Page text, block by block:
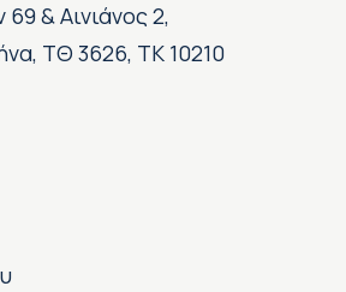
& Αινιάνος 2,
ΤΘ 3626, ΤΚ 10210